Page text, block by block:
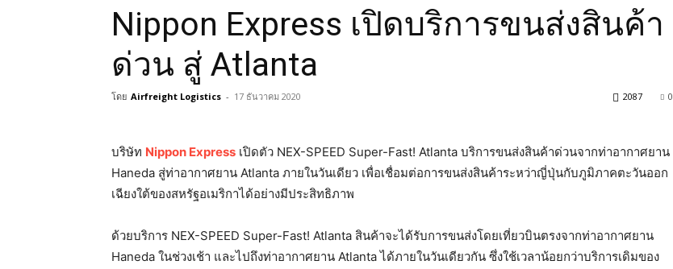
Nippon Express เปิดบริการขนส่งสินค้า
ด่วน สู่ Atlanta
โดย Airfreight Logistics - 17 ธันวาคม 2020 0
2087
บริษัท Nippon Express เปิดตัว NEX-SPEED Super-Fast! Atlanta บริการขนส่งสินค้าด่วนจากท่าอากาศยาน
Haneda สู่ท่าอากาศยาน Atlanta ภายในวันเดียว เพื่อเชื่อมต่อการขนส่งสินค้าระหว่าญี่ปุ่นกับภูมิภาคตะวันออก
เฉียงใต้ของสหรัฐอเมริกาได้อย่างมีประสิทธิภาพ
ด้วยบริการ NEX-SPEED Super-Fast! Atlanta สินค้าจะได้รับการขนส่งโดยเที่ยวบินตรงจากท่าอากาศยาน
Haneda ในช่วงเช้า และไปถึงท่าอากาศยาน Atlanta ได้ภายในวันเดียวกัน ซึ่งใช้เวลาน้อยกว่าบริการเดิมของ